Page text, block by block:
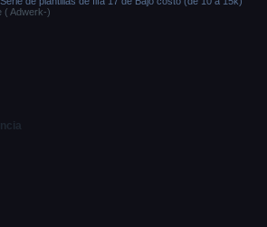
( Adwerk-)